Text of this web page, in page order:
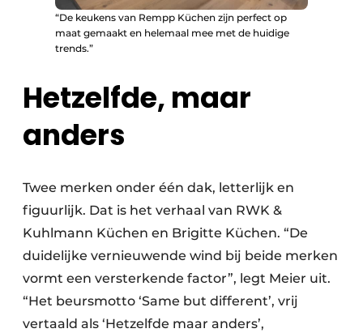
“De keukens van Rempp Küchen zijn perfect op
maat gemaakt en helemaal mee met de huidige
trends.”
Hetzelfde, maar
anders
Twee merken onder één dak, letterlijk en
figuurlijk. Dat is het verhaal van RWK &
Kuhlmann Küchen en Brigitte Küchen. “De
duidelijke vernieuwende wind bij beide merken
vormt een versterkende factor”, legt Meier uit.
“Het beursmotto ‘Same but different’, vrij
vertaald als ‘Hetzelfde maar anders’,